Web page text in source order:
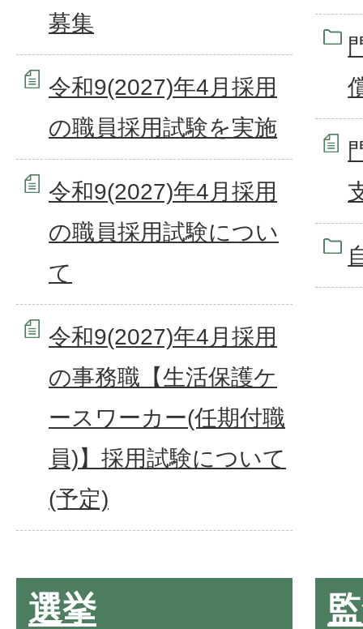
募集
令和9(2027)年4月採用
の職員採用試験を実施
令和9(2027)年4月採用
の職員採用試験につい
て
令和9(2027)年4月採用
の事務職【生活保護ケ
ースワーカー(任期付職
員)】採用試験について
(予定)
選挙